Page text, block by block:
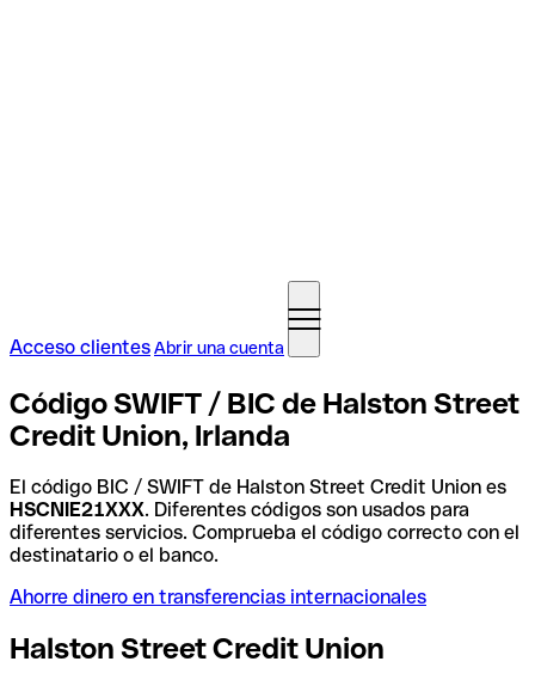
Acceso clientesAbrir una cuenta
Código SWIFT / BIC de Halston Street
Credit Union, Irlanda
El código BIC / SWIFT de Halston Street Credit Union es
HSCNIE21XXX. Diferentes códigos son usados para
diferentes servicios. Comprueba el código correcto con el
destinatario o el banco.
Ahorre dinero en transferencias internacionales
Halston Street Credit Union